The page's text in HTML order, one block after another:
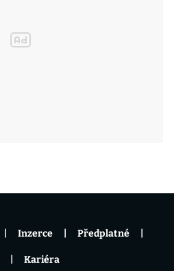
Inzerce Předplatné
Kariéra